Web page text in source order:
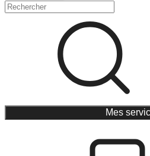
Mes